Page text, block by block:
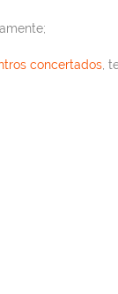
concertados,